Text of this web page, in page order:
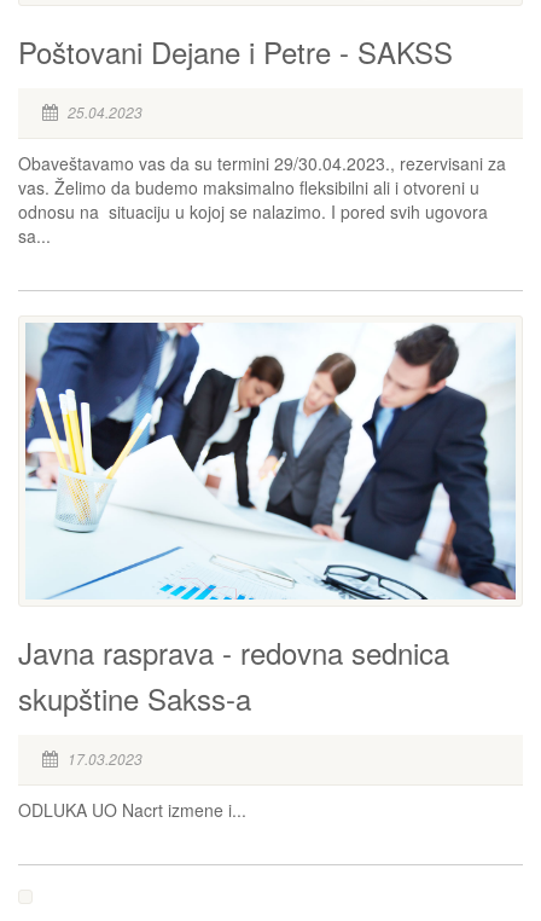
Poštovani Dejane i Petre - SAKSS
25.04.2023
Obaveštavamo vas da su termini 29/30.04.2023., rezervisani za
vas. Želimo da budemo maksimalno fleksibilni ali i otvoreni u
odnosu na situaciju u kojoj se nalazimo. I pored svih ugovora
sa...
Javna rasprava - redovna sednica
skupštine Sakss-a
17.03.2023
ODLUKA UO Nacrt izmene i...